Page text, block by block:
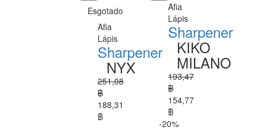
Esgotado
Afia
Lápis
Sharpener
NYX
251,08
฿
188,31
฿
Afia
Lápis
Sharpener
KIKO
MILANO
193,47
฿
154,77
฿
-20%